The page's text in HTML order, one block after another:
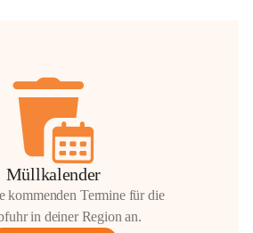
Müllkalender
kommenden Termine für die
in deiner Region an.